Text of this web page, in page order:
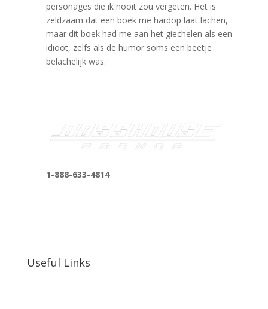
personages die ik nooit zou vergeten. Het is
zeldzaam dat een boek me hardop laat lachen,
maar dit boek had me aan het giechelen als een
idioot, zelfs als de humor soms een beetje
belachelijk was.
1-888-633-4814
Useful Links